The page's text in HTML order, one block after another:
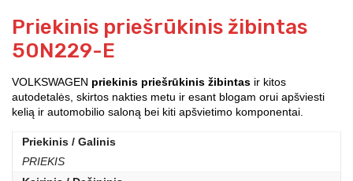
Priekinis priešrūkinis žibintas
50N229-E
VOLKSWAGEN priekinis priešrūkinis žibintas ir kitos
autodetalės, skirtos nakties metu ir esant blogam orui apšviesti
kelią ir automobilio saloną bei kiti apšvietimo komponentai.
Priekinis / Galinis
PRIEKIS